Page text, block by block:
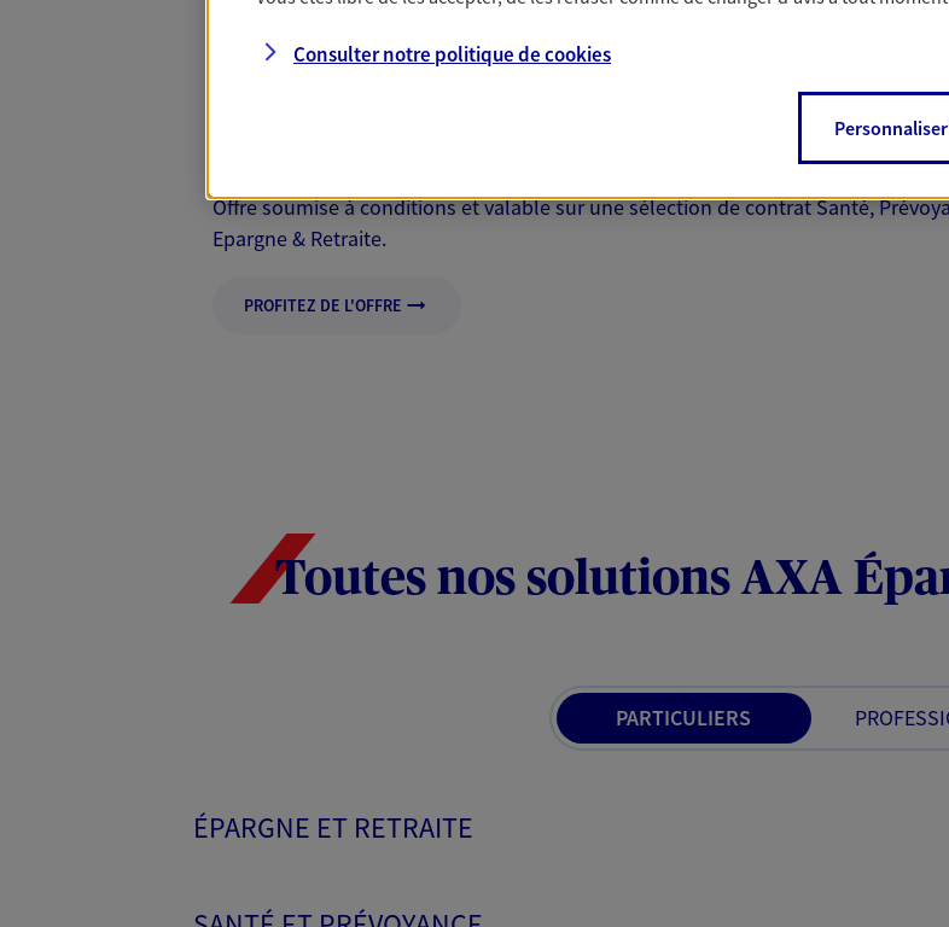
Mon Offre Gagnante
Profitez d’une offre de remboursement tout en vous protégeant. Pour la
Offre soumise à conditions et valable sur une sélection de contrat Santé,
Epargne & Retraite.
PROFITEZ DE L'OFFRE
Toutes nos solutions AXA
PARTICULIERS
ÉPARGNE ET RETRAITE
Consulter notre politique decookies